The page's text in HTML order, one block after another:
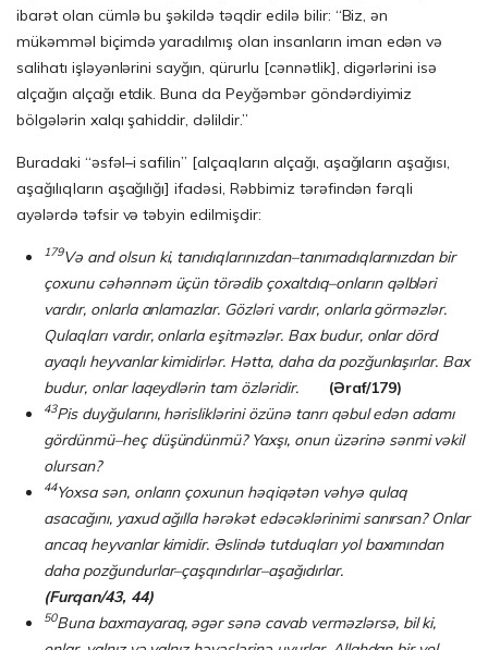
ibarət olan cümlə bu şəkildə təqdir edilə bilir: “Biz, ən
mükəmməl biçimdə yaradılmış olan insanların iman edən və
salihatı işləyənlərini sayğın, qürurlu [cənnətlik], digərlərini isə
alçağın alçağı etdik. Buna da Peyğəmbər göndərdiyimiz
bölgələrin xalqı şahiddir, dəlildir.”
Buradaki “əsfəl–i safilin” [alçaqların alçağı, aşağıların aşağısı,
aşağılıqların aşağılığı] ifadəsi, Rəbbimiz tərəfindən fərqli
ayələrdə təfsir və təbyin edilmişdir:
179Və and olsun ki, tanıdıqlarınızdan–tanımadıqlarınızdan bir
çoxunu cəhənnəm üçün törədib çoxaltdıq–onların qəlbləri
vardır, onlarla anlamazlar. Gözləri vardır, onlarla görməzlər.
Qulaqları vardır, onlarla eşitməzlər. Bax budur, onlar dörd
ayaqlı heyvanlar kimidirlər. Hətta, daha da pozğunlaşırlar. Bax
budur, onlar laqeydlərin tam özləridir.
(Əraf/179)
43Pis duyğularını, hərisliklərini özünə tanrı qəbul edən adamı
gördünmü–heç düşündünmü? Yaxşı, onun üzərinə sənmi vəkil
olursan?
44Yoxsa sən, onların çoxunun həqiqətən vəhyə qulaq
asacağını, yaxud ağılla hərəkət edəcək­ləri­ni­mi sanırsan? Onlar
ancaq heyvanlar kimidir. Əslində tutduqları yol baxımından
daha pozğun­dur­lar–çaşqın­dır­lar–aşağıdırlar.
(Furqan/43, 44)
50Buna baxmayaraq, əgər sənə cavab verməzlərsə, bil ki,